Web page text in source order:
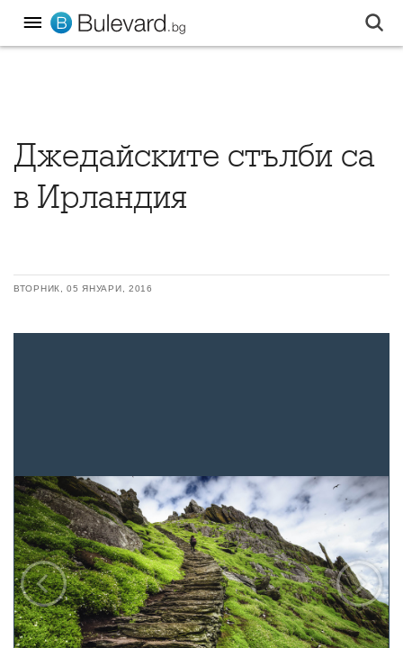
Джедайските стълби са
в Ирландия
ВТОРНИК, 05 ЯНУАРИ, 2016